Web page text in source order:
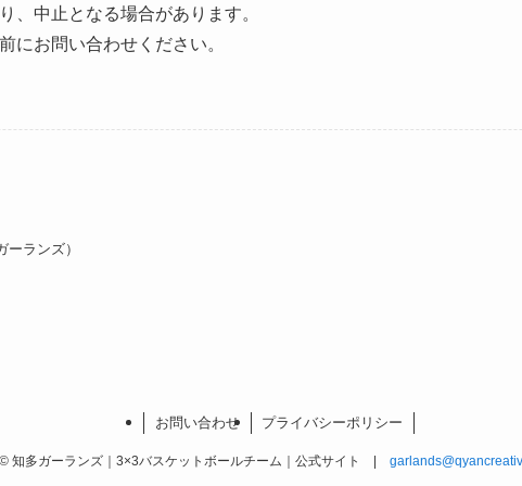
、中止となる場合があります。
にお問い合わせください。
ランズ）
お問い合わせ プライバシーポリシー
© 知多ガーランズ｜3×3バスケットボールチーム｜公式サイト |